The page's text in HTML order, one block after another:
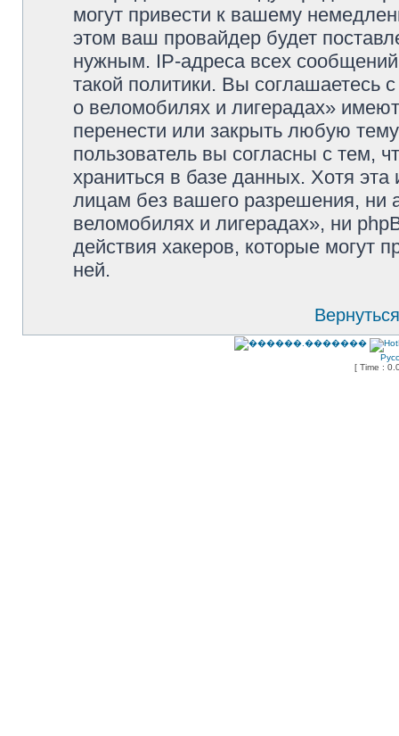
могут привести к вашему
этом ваш провайдер будет
нужным. IP-адреса всех
такой политики. Вы
о веломобилях и лигерадах»
перенести или закрыть любую
пользователь вы согласны с тем,
храниться в базе данных. Хотя
лицам без вашего разрешения, ни
веломобилях и лигерадах», ни
действия хакеров, которые могут
ней.
[ Time :